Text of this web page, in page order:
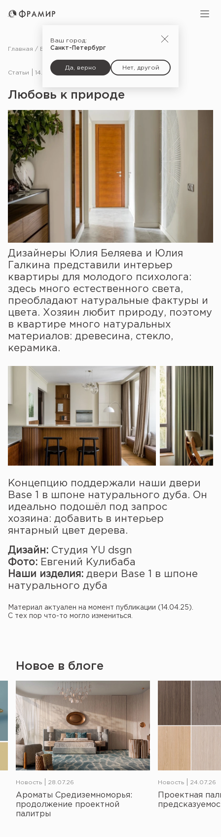
Ваш город:
Санкт-Петербург
Да, верно Нет, другой
Главная Блог Статьи Любовь к природе
Статьи 14.04.25
Любовь к природе
Дизайнеры Юлия Беляева и Юлия
Галкина представили интерьер
квартиры для молодого психолога:
здесь много естественного света,
преобладают натуральные фактуры и
цвета. Хозяин любит природу, поэтому
в квартире много натуральных
материалов: древесина, стекло,
керамика.
Концепцию поддержали наши двери
Base 1 в шпоне натурального дуба. Он
идеально подошёл под запрос
хозяина: добавить в интерьер
янтарный цвет дерева.
Дизайн: Студия YU dsgn
Фото: Евгений Кулибаба
Наши изделия: двери Base 1 в шпоне
натурального дуба
Материал актуален на момент публикации (14.04.25).
С тех пор что-то могло измениться.
Новое в блоге
Новость 28.07.26
Ароматы Средиземноморья:
продолжение проектной
палитры
Новость 24.07.26
Проектная